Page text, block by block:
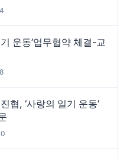
운동’업무협약 체결-교
협, ‘사랑의 일기 운동’